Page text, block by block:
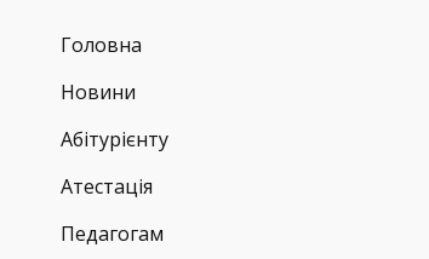
Головна
Новини
Абітурієнту
Атестація
Педагогам